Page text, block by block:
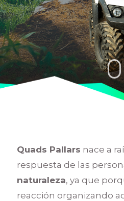
Quads Pallars nace a
respuesta de las
naturaleza, ya que
reacción organizando